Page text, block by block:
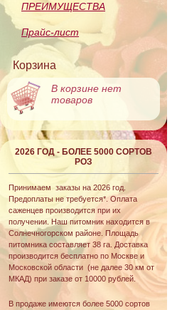
ПРЕИМУЩЕСТВА
Прайс-лист
Корзина
В корзине нет
товаров
2026 ГОД - БОЛЕЕ 5000 СОРТОВ
РОЗ
Принимаем заказы на 2026 год.
Предоплаты не требуется*. Оплата
саженцев производится при их
получении. Наш питомник находится в
Солнечногорском районе. Площадь
питомника составляет 38 га. Доставка
производится бесплатно по Москве и
Московской области (не далее 30 км от
МКАД) при заказе от 10000 рублей.
В продаже имеются более 5000 сортов